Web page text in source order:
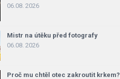
06.08. 2026
Mistr na útěku před fotografy
06.08. 2026
Proč mu chtěl otec zakroutit krkem?